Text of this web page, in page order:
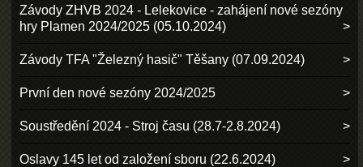
Závody ZHVB 2024 - Lelekovice - zahájení nové sezóny
hry Plamen 2024/2025 (05.10.2024)
Závody TFA "Železný hasič" Těšany (07.09.2024)
První den nové sezóny 2024/2025
Soustředění 2024 - Stroj času (28.7-2.8.2024)
Oslavy 145 let od založení sboru (22.6.2024)